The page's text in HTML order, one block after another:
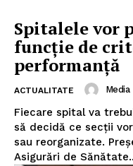
Spitalele vor
funcție de
performanță
ACTUALITATE Media
Fiecare spital va
să decidă ce secții
sau reorganizate. Președintele Casei Naționale de
Asigurări de